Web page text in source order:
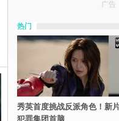
广告
热门
秀英首度挑战反派角色！新
犯罪集团首脑